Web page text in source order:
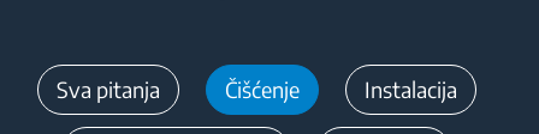
Sva pitanja Čišćenje Instalacija